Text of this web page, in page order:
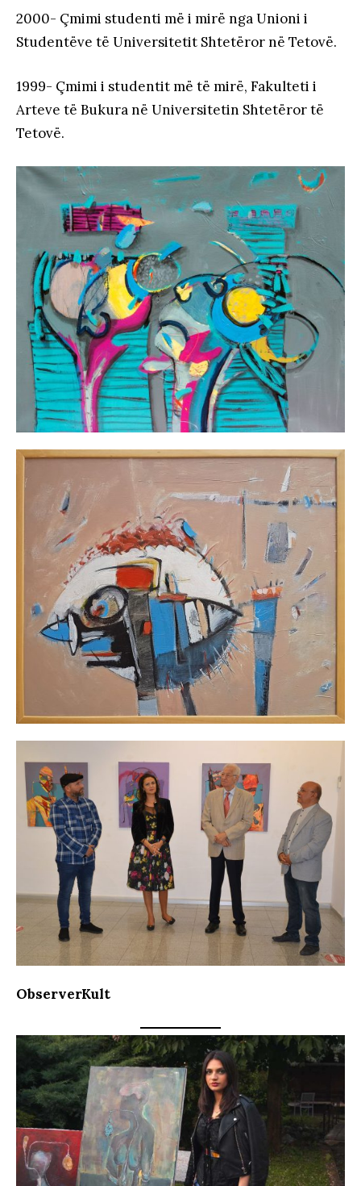
2000- Çmimi studenti më i mirë nga Unioni i
Studentëve të Universitetit Shtetëror në Tetovë.
1999- Çmimi i studentit më të mirë, Fakulteti i
Arteve të Bukura në Universitetin Shtetëror të
Tetovë.
ObserverKult